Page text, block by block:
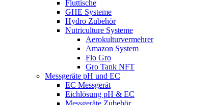
Fluttische
GHE Systeme
Hydro Zubehör
Nutriculture Systeme
Aerokulturvermehrer
Amazon System
Flo Gro
Gro Tank NFT
Messgeräte pH und EC
EC Messgerät
Eichlösung pH & EC
Messgeräte Zubehör